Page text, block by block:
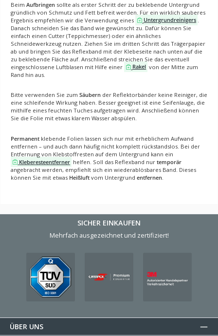
Beim Aufbringen sollte als erster Schritt der zu beklebende Untergrund
gründlich von Schmutz und Fett befreit werden. Für ein wirklich sauberes
Ergebnis empfehlen wir die Verwendung eines
Untergrundreinigers
Danach schneiden Sie das Band wie gewünscht zu. Dafür können Sie
einfach einen Cutter (Teppichmesser) oder ein ähnliches
Schneidewerkzeug nutzen. Ziehen Sie im dritten Schritt das Trägerpapier
ab und bringen Sie das Reflexband mit der Klebeseite nach unten auf die
zu beklebende Fläche auf. Anschließend streichen Sie das eventuell
eingeschlossene Luftblasen mit Hilfe einer
Rakel von der Mitte zum
Rand hin aus.
Bitte verwenden Sie zum Säubern der Reflektorbänder keine Reiniger, die
eine schleifende Wirkung haben. Besser geeignet ist eine Seifenlauge, die
mithilfe eines feuchten Tuches aufgetragen wird. Anschließend können
Sie die Folie mit etwas klarem Wasser abspülen.
Permanent klebende Folien lassen sich nur mit erheblichem Aufwand
entfernen – und auch dann häufig nicht komplett rückstandslos. Bei der
Entfernung von Klebstoffresten auf dem Untergrund kann ein
Kleberesteentferner helfen. Soll das Reflexband nurtemporär
angebracht werden, empfiehlt sich ein wiederablösbares Band. Dieses
können Sie mit etwas Heißluft vom Untergrund entfernen
SICHER EINKAUFEN
Mehrfach ausgezeichnet und zertifiziert!
ÜBER UNS